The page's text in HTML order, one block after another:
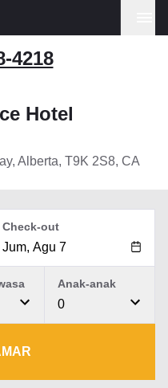
4218
Hotel
Alberta, T9K 2S8, CA
Check-out
0
Anak-anak